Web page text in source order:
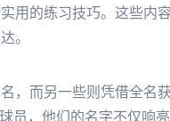
用的练习技巧。这些内
。
，而另一些则凭借全名
员，他们的名字不仅响